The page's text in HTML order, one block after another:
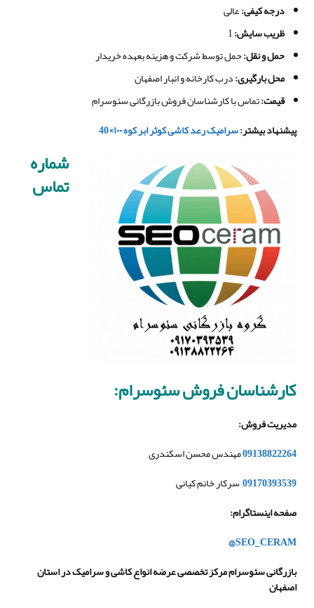
درجه کیفی:عالی
ظریب سایش:
حمل و نقل:حمل توسط شرکت و هزینه بعهده خریدار
محل بارگیری:درب کارخانه و انبار اصفهان
قیمت:تماس با کارشناسان فروش بازرگانی سئوسرام
پیشنهاد بیشتر:سرامیک رعد کاشی کوثر ابر کوه ۱۰۰ ×
40
شماره
تماس
کارشناسان فروش سئوسرام:
مدیریت فروش:
09138822264مهندس محسن اسکندری
09170393539سرکار خانم کیانی
صفحه اینستاگرام:
@SEO_CERAM
بازرگانی سئوسرام مرکز تخصصی عرضه انواع کاشی و سرامیک در استان
اصفهان